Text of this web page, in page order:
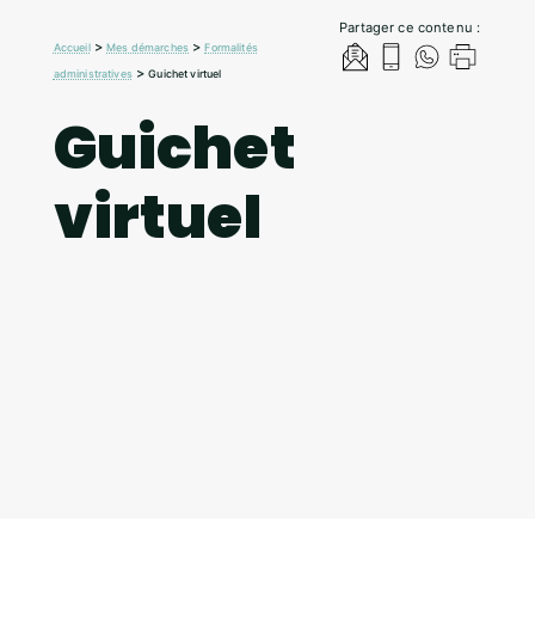
Partager ce contenu :
Accueil>Mes démarches >Formalités
administratives>Guichet virtuel
Guichet
virtuel